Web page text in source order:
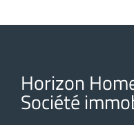
Horizon
Société